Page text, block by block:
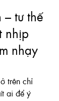
– tư thế
nhịp
nhạy
trên chỉ
ai để ý